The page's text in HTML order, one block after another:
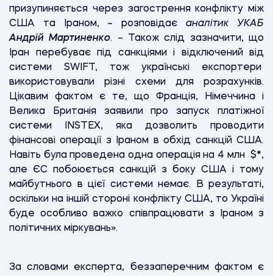
призупиняється через загострення конфлікту між
США та Іраном, – розповідаєаналітик УКАБ
Андрій Мартиненко. – Також слід зазначити, що
Іран перебуває під санкціями і відключений від
системи SWIFT, тож українські експортери
використовували різні схеми для розрахунків.
Цікавим фактом є те, що Франція, Німеччина і
Велика Британія заявили про запуск платіжної
системи INSTEX, яка дозволить проводити
фінансові операції з Іраном в обхід санкцій США.
Навіть була проведена одна операція на 4 млн $*,
але ЄС побоюється санкцій з боку США і тому
майбутнього в цієї системи немає. В результаті,
оскільки на іншій стороні конфлікту США, то Україні
буде особливо важко співпрацювати з Іраном з
політичних міркувань».
За словами експерта, беззаперечним фактом є